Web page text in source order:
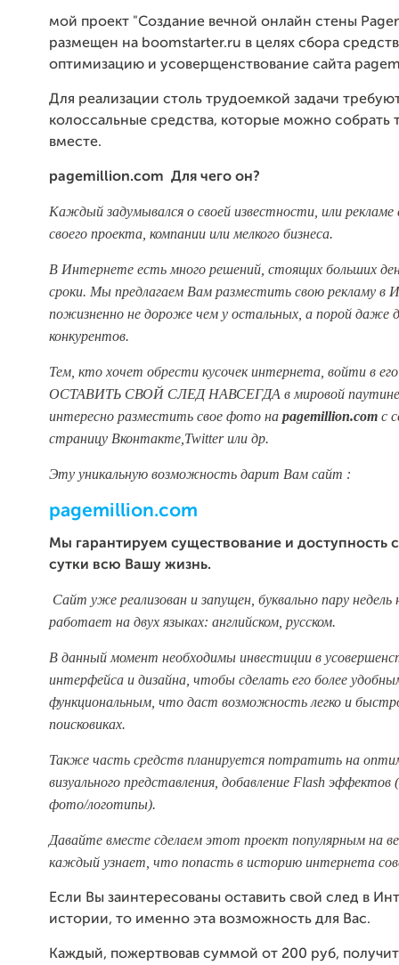
мой проект "Создание вечной онлайн стены
размещен на boomstarter.ru в целях сбора
оптимизацию и усоверщенствование сайта
Для реализации столь трудоемкой задачи
колоссальные средства, которые можно собрать
вместе.
pagemillion.com Для чего он?
Каждый задумывался о своей известности, или рекламе
своего проекта, компании или мелкого бизнеса.
В Интернете есть много решений, стоящих больших
сроки. Мы предлагаем Вам разместить свою рекламу в
пожизненно не дороже чем у остальных, а порой даже
конкурентов.
Тем, кто хочет обрести кусочек интернета, войти в
ОСТАВИТЬ СВОЙ СЛЕД НАВСЕГДА в мировой
интересно разместить свое фото на pagemillion.com с
страницу Вконтакте,Twitter или др.
Эту уникальную возможность дарит Вам сайт :
pagemillion.com
Мы гарантируем существование и доступность
сутки всю Вашу жизнь.
Сайт уже реализован и запущен, буквально пару недель
работает на двух языках: английском, русском.
В данный момент необходимы инвестиции в
интерфейса и дизайна, чтобы сделать его более
функциональным, что даст возможность легко и
поисковиках.
Также часть средств планируется потратить на
визуального представления, добавление Flash эффектов
фото/логотипы).
Давайте вместе сделаем этот проект популярным на
каждый узнает, что попасть в историю интернета
Если Вы заинтересованы оставить свой след в
истории, то именно эта возможность для Вас.
Каждый, пожертвовав суммой от 200 руб,